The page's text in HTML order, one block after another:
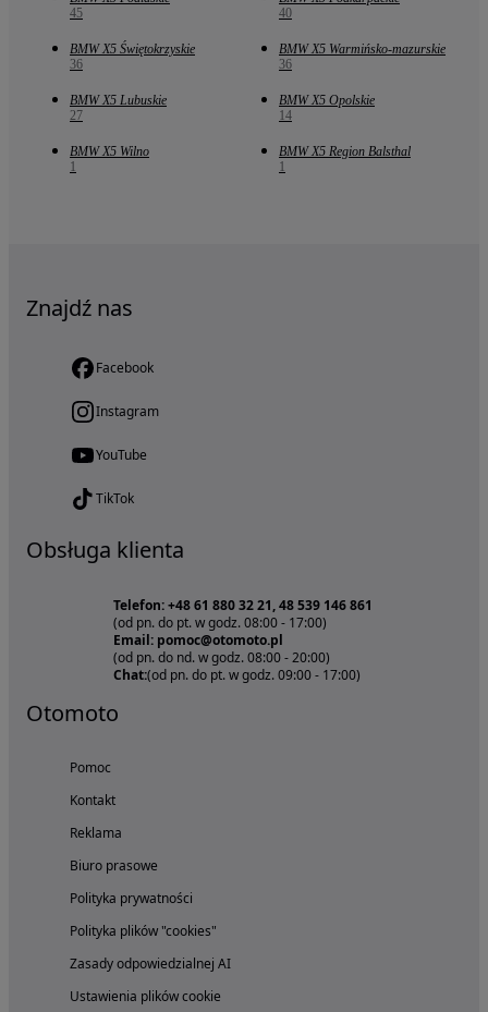
45
40
BMW X5 Świętokrzyskie
36
BMW X5 Warmińsko-mazurskie
36
BMW X5 Lubuskie
27
BMW X5 Opolskie
14
BMW X5 Wilno
1
BMW X5 Region Balsthal
1
Znajdź nas
Facebook
Instagram
YouTube
TikTok
Obsługa klienta
Telefon: +48 61 880 32 21, 48 539 146 861
(od pn. do pt. w godz. 08:00 - 17:00)
Email: pomoc@otomoto.pl
(od pn. do nd. w godz. 08:00 - 20:00)
Chat:(od pn. do pt. w godz. 09:00 - 17:00)
Otomoto
Pomoc
Kontakt
Reklama
Biuro prasowe
Polityka prywatności
Polityka plików "cookies"
Zasady odpowiedzialnej AI
Ustawienia plików cookie